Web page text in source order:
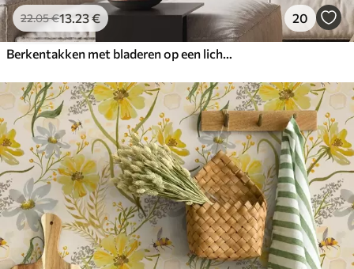
22.05€13.23€ 20
Berkentakken met bladeren op een lichte achtergrond